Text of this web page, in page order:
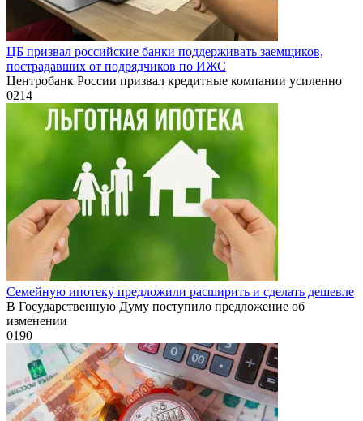
ЦБ призвал российские банки поддерживать заемщиков,
пострадавших от подрядчиков по ИЖС
Центробанк России призвал кредитные компании усиленно
0214
Семейную ипотеку предложили расширить и сделать дешевле
В Государственную Думу поступило предложение об
изменении
0190